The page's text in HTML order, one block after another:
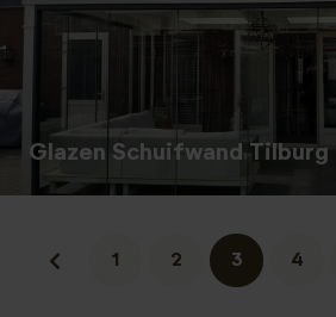
Glazen Schuifwand Tilburg
1 2 3 4